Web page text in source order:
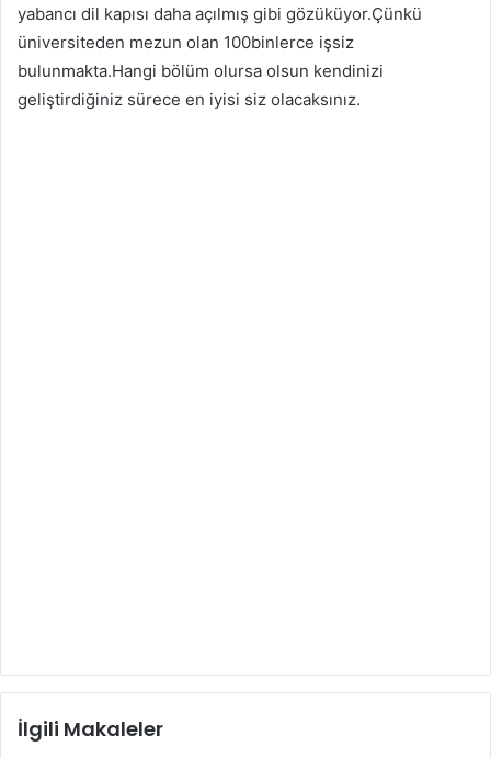
yabancı dil kapısı daha açılmış gibi gözüküyor.Çünkü
üniversiteden mezun olan 100binlerce işsiz
bulunmakta.Hangi bölüm olursa olsun kendinizi
geliştirdiğiniz sürece en iyisi siz olacaksınız.
İlgili Makaleler